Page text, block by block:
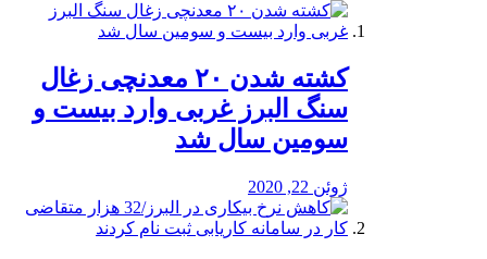
کشته شدن ۲۰ معدنچی زغال
سنگ البرز غربی وارد بیست و
سومین سال شد
ژوئن 22, 2020